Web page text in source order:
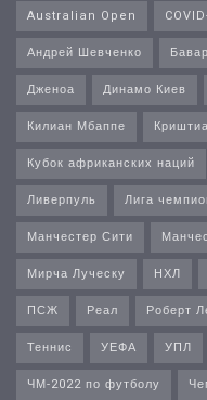
Australian Open
Андрей Шевченко
Дженоа
Динамо Киев
Килиан Мбаппе
Кубок африканских наций
Ливерпуль
Лига
Манчестер Сити
Мирча Луческу
НХЛ
ПСЖ
Реал Роберт
Теннис
УЕФА УПЛ
ЧМ-2022 по футболу